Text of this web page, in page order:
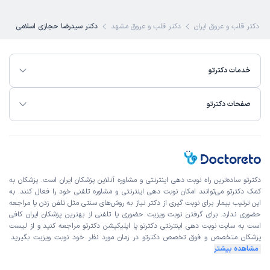
این پزشک را پیشنهاد میکنم
بسیارعالی
علت مراجعه: کنترل فشار خون بالا و نارسایی قلبی
رویا
نوبت مطب از دکترتو
این پزشک را پیشنهاد میکنم
بسیار عالی
علت مراجعه: کنترل فشار خون بالا و نارسایی قلبی
دکتر قلب و عروق ایران دکتر قلب و عروق مشهد دکتر سیدرضا حجازی اسلامی
خدمات دکترتو
صفحات دکترتو
دکترتو ساده‌ترین راه نوبت‌ دهی اینترنتی و مشاوره آنلاین پزشکان ایران است. پزشکان به
کمک دکترتو می‌توانند امکان نوبت دهی اینترنتی و مشاوره تلفنی خود را فعال کنند. به
این ترتیب بیمار برای نوبت گیری از دکتر نیاز به روش‌های سنتی مثل تلفن زدن یا مراجعه
حضوری ندارد. برای گرفتن نوبت ویزیت حضوری یا تلفنی از بهترین پزشکان ایران کافی
است به سایت نوبت دهی اینترنتی دکترتو یا اپلیکیشن دکترتو مراجعه کنید و از لیست
پزشکان متخصص و فوق تخصص دکترتو در زمان مورد نظر خود نوبت ویزیت بگیرید.
مشاهده بیشتر